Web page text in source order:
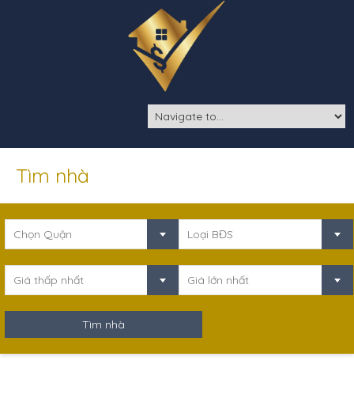
Tìm nhà
Chọn Quận Loại BĐS
Giá thấp nhất Giá lớn nhất